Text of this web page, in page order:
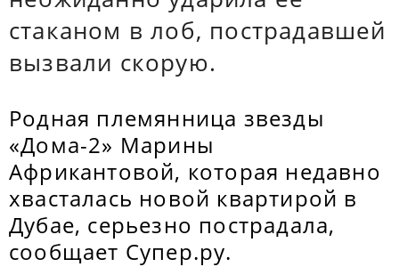
стаканом в лоб, пострадавшей
вызвали скорую.
Родная племянница звезды
«Дома-2» Марины
Африкантовой, которая недавно
хвасталась новой квартирой в
Дубае, серьезно пострадала,
сообщает Супер.ру.